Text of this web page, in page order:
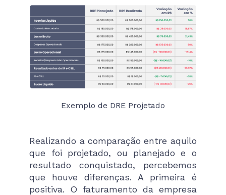
Exemplo de DRE Projetado
Realizando a comparação entre aquilo
que foi projetado, ou planejado e o
resultado conquistado, percebemos
que houve diferenças. A primeira é
positiva. O faturamento da empresa